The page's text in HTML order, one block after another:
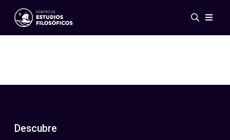
Eventos
ES
EN
Descubre